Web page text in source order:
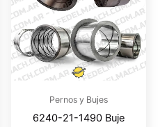
Pernos y Bujes
6240-21-1490 Buje